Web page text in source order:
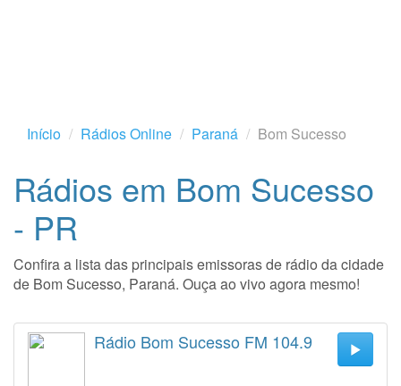
Início Rádios Online Paraná Bom Sucesso
Rádios em Bom Sucesso
- PR
Confira a lista das principais emissoras de rádio da cidade
de Bom Sucesso, Paraná. Ouça ao vivo agora mesmo!
Rádio Bom Sucesso FM 104.9